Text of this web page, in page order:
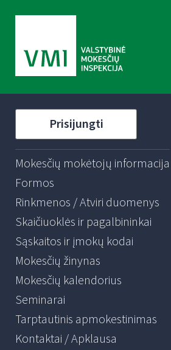
Prisijungti
Mokesčių mokėtojų informacija
Formos
Rinkmenos / Atviri duomenys
Skaičiuoklės ir pagalbininkai
Sąskaitos ir įmokų kodai
Mokesčių žinynas
Mokesčių kalendorius
Seminarai
Tarptautinis apmokestinimas
Kontaktai / Apklausa